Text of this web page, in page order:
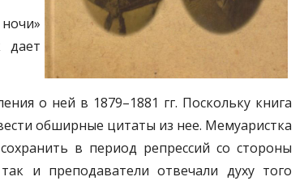
дает
о ней в 1879–1881 гг. Поскольку книга
обширные цитаты из нее. Мемуаристка
в период репрессий со стороны
и преподаватели отвечали духу того